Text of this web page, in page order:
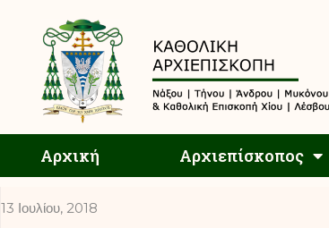
Αρχική Αρχιεπίσκοπος
13 Ιουλίου, 2018